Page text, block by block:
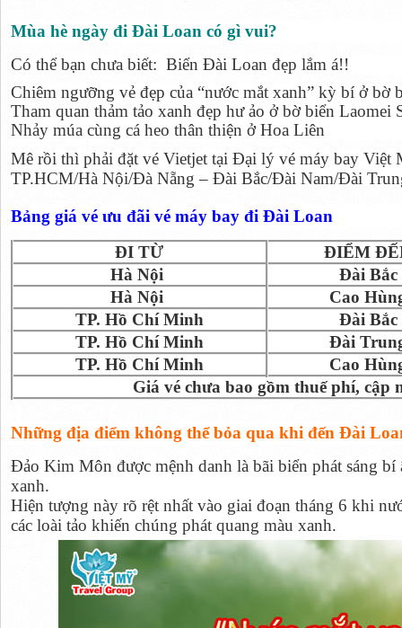
Mùa hè ngày đi Đài Loan có gì vui?
Có thể bạn chưa biết: Biển Đài Loan đẹp lắm á!!
Chiêm ngưỡng vẻ đẹp của “nước mắt xanh” kỳ bí ở bờ
Tham quan thảm tảo xanh đẹp hư ảo ở bờ biển Laomei
Nhảy múa cùng cá heo thân thiện ở Hoa Liên
Mê rồi thì phải đặt vé Vietjet tại Đại lý vé máy bay Việt
TP.HCM/Hà Nội/Đà Nẵng – Đài Bắc/Đài Nam/Đài
Bảng giá vé ưu đãi vé máy bay đi Đài Loan
ĐI TỪ
ĐIỂM
Hà Nội
Đài Bắc
Hà Nội
Cao
TP. Hồ Chí Minh
Đài Bắc
TP. Hồ Chí Minh
Đài
TP. Hồ Chí Minh
Cao
Giá vé chưa bao gồm thuế phí, cập
Những địa điểm không thể bỏa qua khi đến Đài
Đảo Kim Môn được mệnh danh là bãi biển phát sáng bí
xanh.
Hiện tượng này rõ rệt nhất vào giai đoạn tháng 6 khi
các loài tảo khiến chúng phát quang màu xanh.